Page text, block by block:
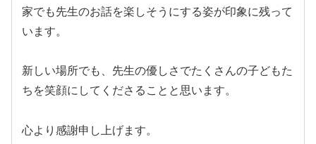
家でも先生のお話を楽しそうにする姿が印象に残って
います。
新しい場所でも、先生の優しさでたくさんの子どもた
ちを笑顔にしてくださることと思います。
心より感謝申し上げます。